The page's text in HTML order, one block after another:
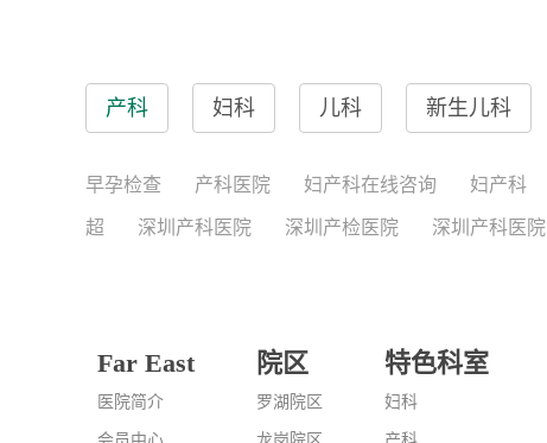
产科 妇科 儿科 新生儿科
早孕检查 产科医院 妇产科在线咨询 妇产科
超 深圳产科医院 深圳产检医院 深圳产科医院
Far East
医院简介
院区
罗湖院区
特色科室
妇科